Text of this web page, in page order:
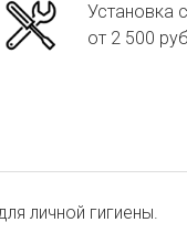
Установка
от 2 500 руб
личной гигиены.